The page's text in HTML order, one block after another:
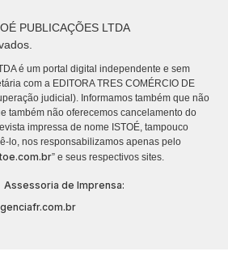
PUBLICAÇÕES LTDA
é um portal digital independente e sem
com a EDITORA TRES COMÉRCIO DE
judicial). Informamos também que não
também não oferecemos cancelamento do
impressa de nome ISTOÉ, tampouco
lo, nos responsabilizamos apenas pelo
” e seus respectivos sites.
Assessoria de Imprensa: